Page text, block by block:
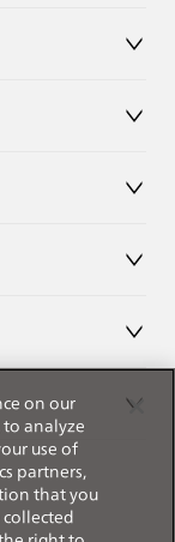
on our
analyze
use of
partners,
that you